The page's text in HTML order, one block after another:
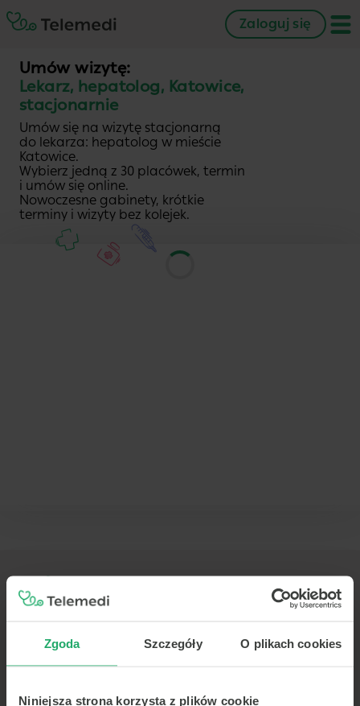
Zgoda Szczegóły O plikach cookies
Niniejsza strona korzysta z plików cookie
Zaloguj się
Umów wizytę:
Lekarz, hepatolog, Katowice,
stacjonarnie
Umów się na wizytę stacjonarną
do lekarza: hepatolog w mieście
Katowice.
Wybierz jedną z 30 placówek, termin
i umów się online.
Nowoczesne gabinety, krótkie
terminy i wizyty bez kolejek.
TELEMEDI
O nas